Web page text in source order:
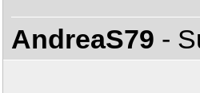
AndreaS79 -